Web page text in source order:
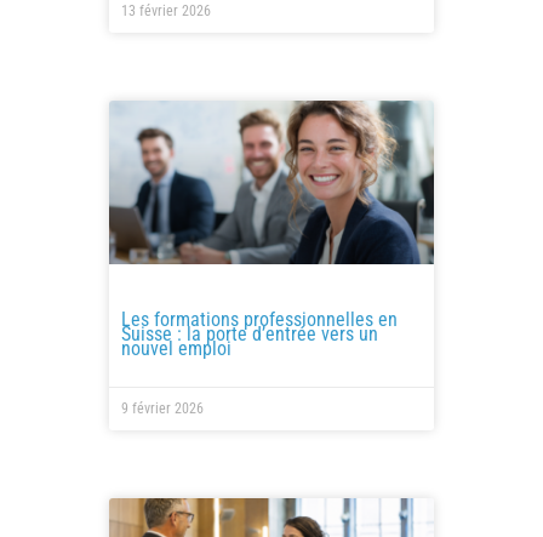
13 février 2026
Les formations professionnelles en
Suisse : la porte d’entrée vers un
nouvel emploi
9 février 2026